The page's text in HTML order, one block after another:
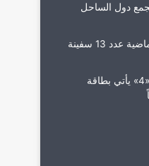
دول الساحل
ميناء_دمياط استقبل خلال الـ 24 ساعة الماضية عدد 13 سفينة
وزير الطيران: مشروع مبني الركاب رقم «4» يأتي بطاقة